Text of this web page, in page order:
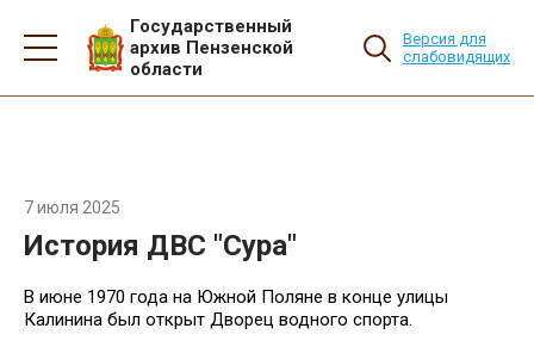
Государственный
архив Пензенской
области
Версия для
слабовидящих
7 июля 2025
История ДВС "Сура"
В июне 1970 года на Южной Поляне в конце улицы
Калинина был открыт Дворец водного спорта.